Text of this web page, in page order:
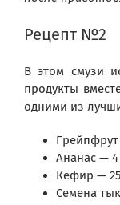
Рецепт №2
В этом смузи
продукты
одними из
Ананас — 4
Кефир —
Семена